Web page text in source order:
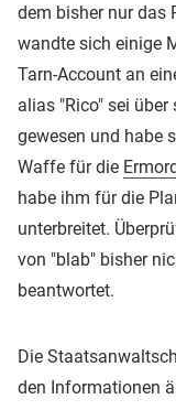
dem bisher nur das
wandte sich einige
Tarn-Account an
alias "Rico" sei
gewesen und habe
Waffe für die
habe ihm für die
unterbreitet.
von "blab" bisher
beantwortet.
Die
den Informationen